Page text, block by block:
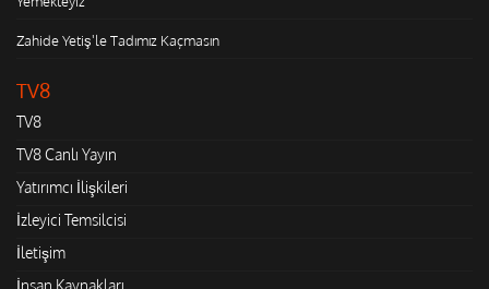
Zahide Yetiş'le Tadımız Kaçmasın
TV8
TV8
TV8 Canlı Yayın
Yatırımcı İlişkileri
İzleyici Temsilcisi
İletişim
İnsan Kaynakları